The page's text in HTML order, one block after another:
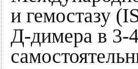
и гемостазу
Д-димера в 3-